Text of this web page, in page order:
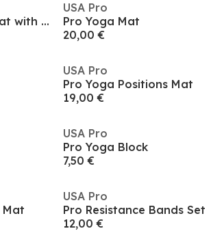
8mm NBR Gym Mat with Carry Strap
USA Pro
Pro Yoga Mat
20,00 €
USA Pro
Pro Yoga Positions Mat
19,00 €
USA Pro
Pro Yoga Block
7,50 €
Mat
USA Pro
Pro Resistance Bands Set
12,00 €